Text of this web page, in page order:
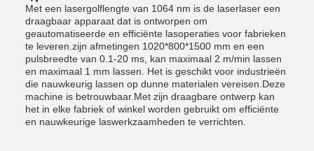
Met een lasergolflengte van 1064 nm is de laserlaser een
draagbaar apparaat dat is ontworpen om
geautomatiseerde en efficiënte lasoperaties voor fabrieken
te leveren.zijn afmetingen 1020*800*1500 mm en een
pulsbreedte van 0.1-20 ms, kan maximaal 2 m/min lassen
en maximaal 1 mm lassen. Het is geschikt voor industrieën
die nauwkeurig lassen op dunne materialen vereisen.Deze
machine is betrouwbaar.Met zijn draagbare ontwerp kan
het in elke fabriek of winkel worden gebruikt om efficiënte
en nauwkeurige laswerkzaamheden te verrichten.